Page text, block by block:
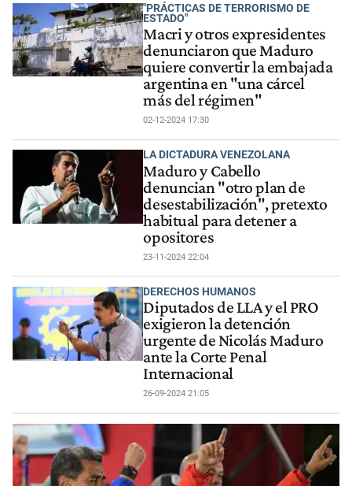
"PRÁCTICAS DE TERRORISMO DE
ESTADO"
Macri y otros expresidentes
denunciaron que Maduro
quiere convertir la embajada
argentina en "una cárcel
más del régimen"
02-12-2024 17:30
LA DICTADURA VENEZOLANA
Maduro y Cabello
denuncian "otro plan de
desestabilización", pretexto
habitual para detener a
opositores
23-11-2024 22:04
DERECHOS HUMANOS
Diputados de LLA y el PRO
exigieron la detención
urgente de Nicolás Maduro
ante la Corte Penal
Internacional
26-09-2024 21:05